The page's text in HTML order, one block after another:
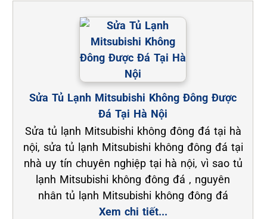
Sửa Tủ Lạnh Mitsubishi Không Đông Được
Đá Tại Hà Nội
Sửa tủ lạnh Mitsubishi không đông đá tại hà
nội, sửa tủ lạnh Mitsubishi không đông đá tại
nhà uy tín chuyên nghiệp tại hà nội, vì sao tủ
lạnh Mitsubishi không đông đá , nguyên
nhân tủ lạnh Mitsubishi không đông đá
Xem chi tiết...